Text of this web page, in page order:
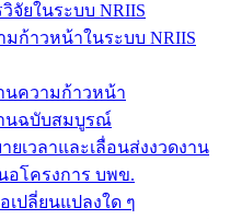
จัยในระบบ NRIIS
ก้าวหน้าในระบบ NRIIS
นความก้าวหน้า
นฉบับสมบูรณ์
เวลาและเลื่อนส่งงวดงาน
อโครงการ บพข.
ปลี่ยนแปลงใด ๆ